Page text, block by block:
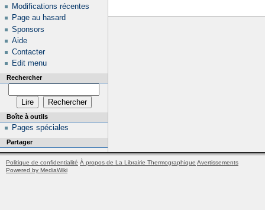
Modifications récentes
Page au hasard
Sponsors
Aide
Contacter
Edit menu
Rechercher
Boîte à outils
Pages spéciales
Partager
Politique de confidentialité À propos de La Librairie Thermographique Avertissements
Powered by MediaWiki